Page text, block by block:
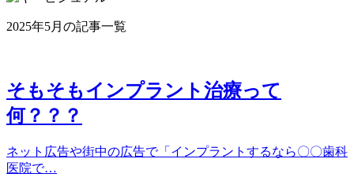
2025年5月の記事一覧
そもそもインプラント治療って
何？？？
ネット広告や街中の広告で「インプラントするなら〇〇歯科
医院で…